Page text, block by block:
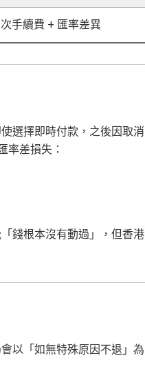
手續費 + 匯率差異
使選擇即時付款，之後因取消
率差損失：
錢根本沒有動過」，但香港
以「如無特殊原因不退」為